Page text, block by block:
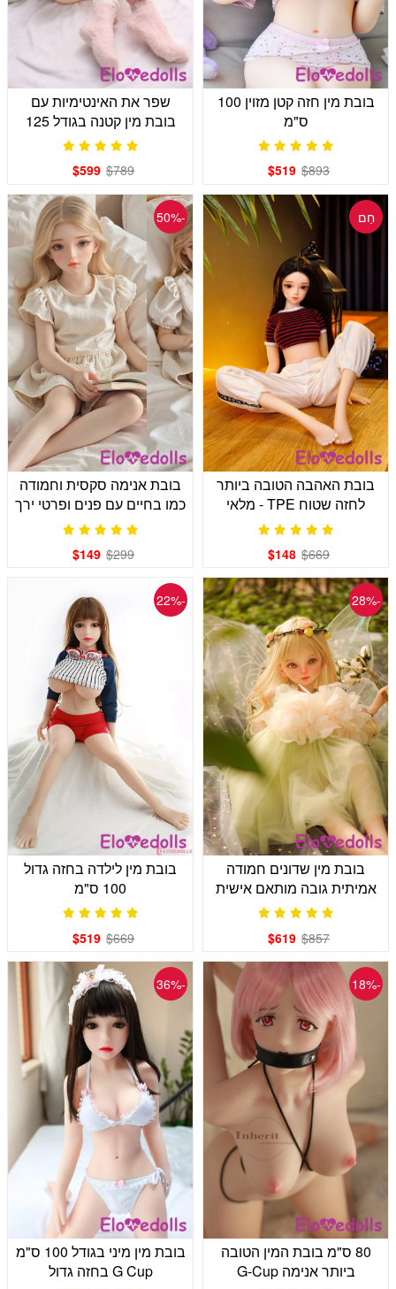
בובת מין חזה קטן מזוין 100
ס"מ
$893
$519
שפר את האינטימיות עם
בובת מין קטנה בגודל 125
ס"מ
$789
$599
חַם
בובת האהבה הטובה ביותר
לחזה שטוח TPE - מלאי
בארה"ב
$669
$148
-50%
בובת אנימה סקסית וחמודה
כמו בחיים עם פנים ופרטי ירך
מציאותיים
$299
$149
-28%
בובת מין שדונים חמודה
אמיתית גובה מותאם אישית
$857
$619
-22%
בובת מין לילדה בחזה גדול
100 ס"מ
$669
$519
-18%
80 ס"מ בובת המין הטובה
ביותר אנימה G-Cup
-36%
בובת מין מיני בגודל 100 ס"מ
G Cup בחזה גדול